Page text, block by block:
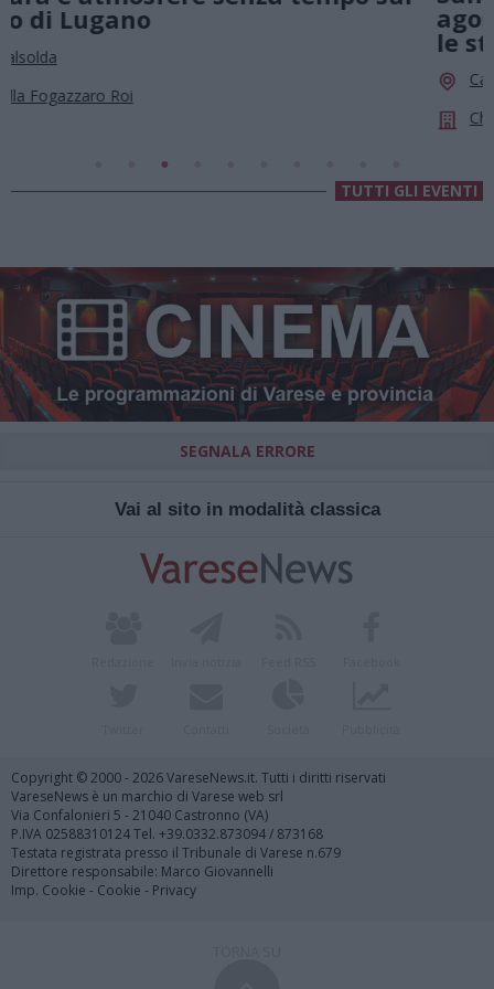
agosto, musica e divertimento sotto
le stelle a Cassano Magnago
TUTTI GLI EVENTI
SEGNALA ERRORE
Vai al sito in modalità classica
Copyright © 2000 - 2026 VareseNews.it. Tutti i diritti riservati
VareseNews è un marchio di Varese web srl
Via Confalonieri 5 - 21040 Castronno (VA)
P.IVA 02588310124 Tel. +39.0332.873094 / 873168
Testata registrata presso il Tribunale di Varese n.679
Direttore responsabile: Marco Giovannelli
Imp. Cookie - Cookie - Privacy